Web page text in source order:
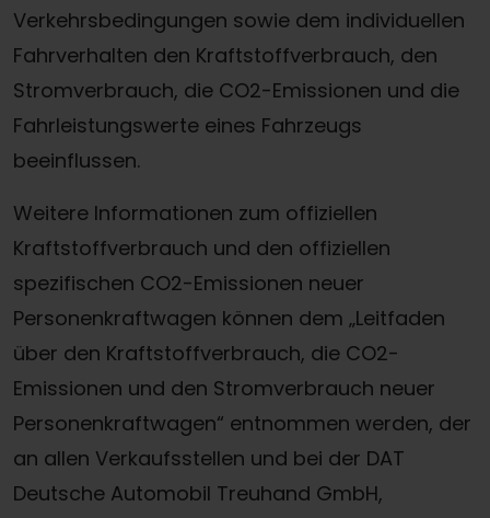
Verkehrsbedingungen sowie dem individuellen
Fahrverhalten den Kraftstoffverbrauch, den
Stromverbrauch, die CO2-Emissionen und die
Fahrleistungswerte eines Fahrzeugs
beeinflussen.
Weitere Informationen zum offiziellen
Kraftstoffverbrauch und den offiziellen
spezifischen CO2-Emissionen neuer
Personenkraftwagen können dem „Leitfaden
über den Kraftstoffverbrauch, die CO2-
Emissionen und den Stromverbrauch neuer
Personenkraftwagen“ entnommen werden, der
an allen Verkaufsstellen und bei der DAT
Deutsche Automobil Treuhand GmbH,
Termin online buchen
Zum Kontaktformular